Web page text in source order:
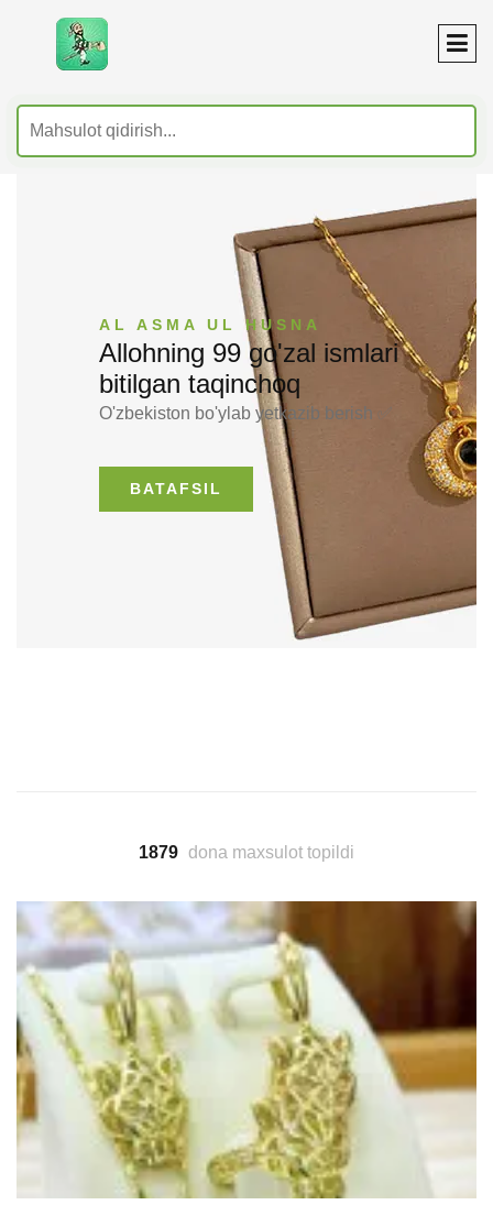
AL ASMA UL HUSNA
Allohning 99 go'zal ismlari
bitilgan taqinchoq
O'zbekiston bo'ylab yetkazib berish ✅
BATAFSIL
1879 dona maxsulot topildi